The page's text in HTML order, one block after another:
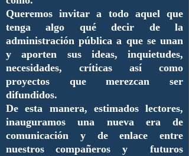
Queremos invitar a todo aquel que
tenga algo qué decir de la
administración pública a que se unan
y aporten sus ideas, inquietudes,
necesidades, críticas así como
proyectos que merezcan ser
difundidos.
De esta manera, estimados lectores,
inauguramos una nueva era de
comunicación y de enlace entre
nuestros compañeros y futuros